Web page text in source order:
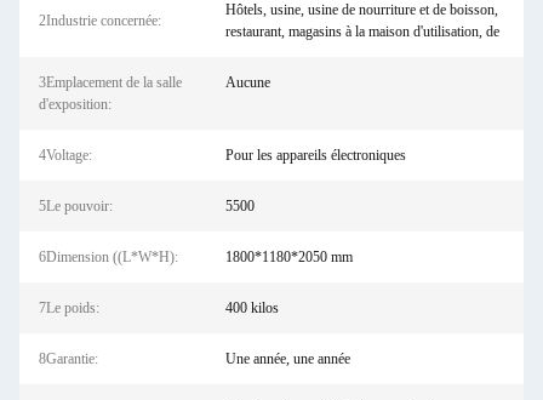
2Industrie concernée:
Hôtels, usine, usine de nourriture et de boisson,
restaurant, magasins à la maison d'utilisation, de
3Emplacement de la salle
d'exposition:
Aucune
4Voltage: Pour les appareils électroniques
5Le pouvoir: 5500
6Dimension ((L*W*H): 1800*1180*2050 mm
7Le poids: 400 kilos
8Garantie: Une année, une année